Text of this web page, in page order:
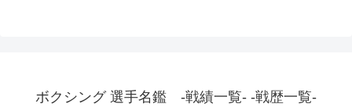
ボクシング 選手名鑑 -戦績一覧- -戦歴一覧-